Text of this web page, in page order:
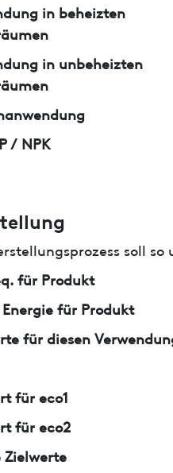
in beheizten
in unbeheizten
/ NPK
soll
für Produkt
für Produkt
für diesen
für eco1
für eco2
Zielwerte